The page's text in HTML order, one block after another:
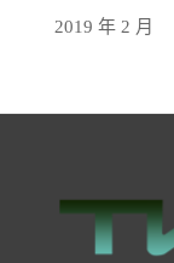
2019 年 2 月